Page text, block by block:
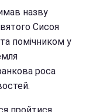
назву
Сисоя
помічником у
роса